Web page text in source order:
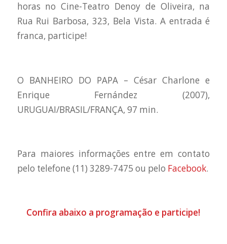
horas no Cine-Teatro Denoy de Oliveira, na
Rua Rui Barbosa, 323, Bela Vista. A entrada é
franca, participe!
O BANHEIRO DO PAPA – César Charlone e
Enrique Fernández (2007),
URUGUAI/BRASIL/FRANÇA, 97 min.
Para maiores informações entre em contato
pelo telefone (11) 3289-7475 ou pelo Facebook.
Confira abaixo a programação e participe!